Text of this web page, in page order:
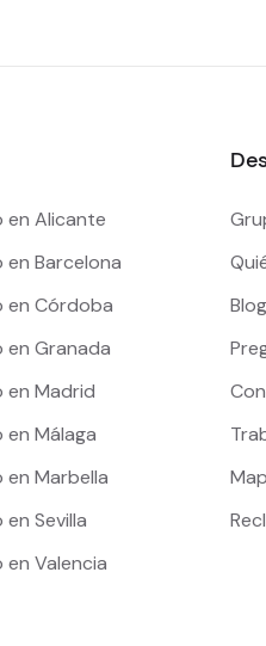
en Alicante
en Barcelona
en Córdoba
en Granada
en Madrid
en Málaga
en Marbella
Sevilla
Valencia